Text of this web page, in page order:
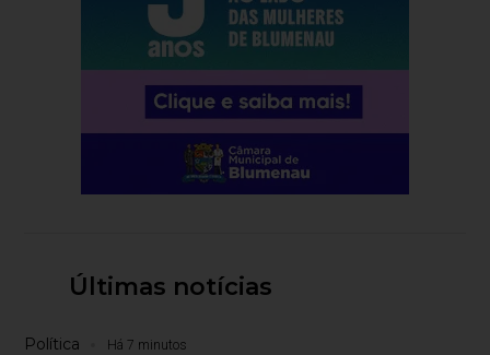
Últimas notícias
Política Há 7 minutos